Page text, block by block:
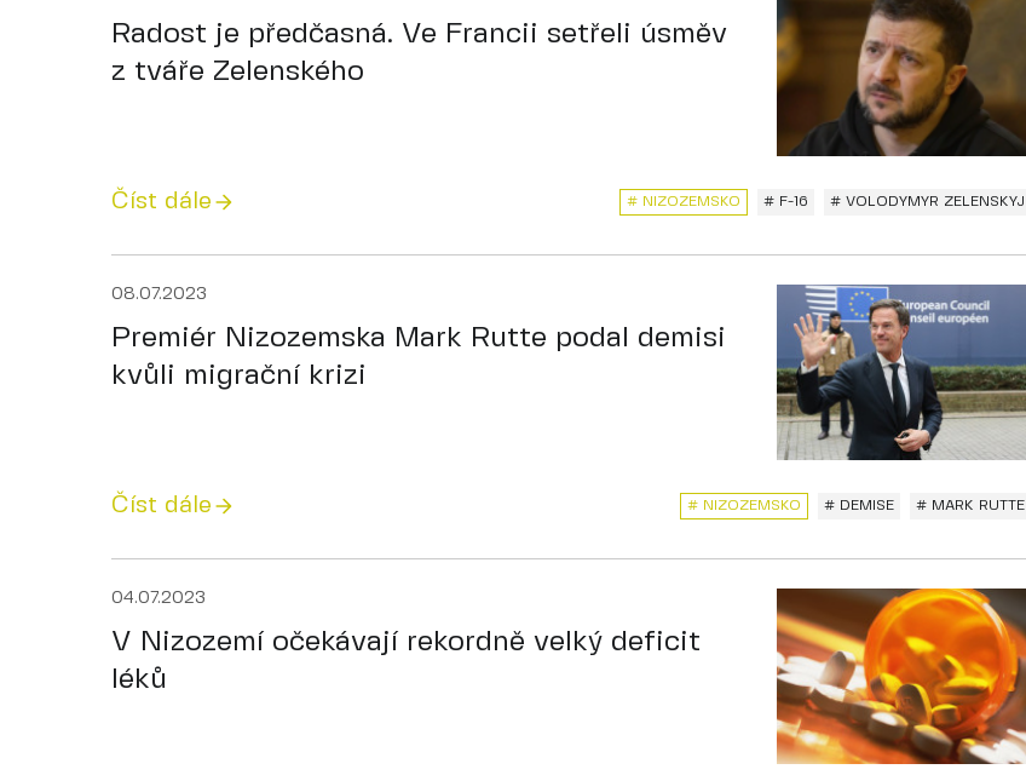
Radost je předčasná. Ve Francii setřeli úsměv
z tváře Zelenského
Číst dále # NIZOZEMSKO # F-16 # VOLODYMYR ZELENSKYJ
08.07.2023
Premiér Nizozemska Mark Rutte podal demisi
kvůli migrační krizi
Číst dále # NIZOZEMSKO # DEMISE # MARK RUTTE
04.07.2023
V Nizozemí očekávají rekordně velký deficit
léků